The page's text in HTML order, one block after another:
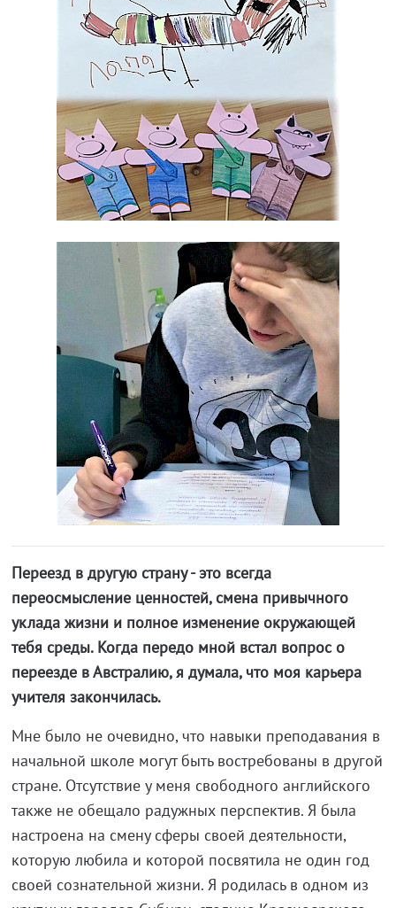
Переезд в другую страну - это всегда
переосмысление ценностей, смена привычного
уклада жизни и полное изменение окружающей
тебя среды. Когда передо мной встал вопрос о
переезде в Австралию, я думала, что моя карьера
учителя закончилась.
Мне было не очевидно, что навыки преподавания в
начальной школе могут быть востребованы в другой
стране. Отсутствие у меня свободного английского
также не обещало радужных перспектив. Я была
настроена на смену сферы своей деятельности,
которую любила и которой посвятила не один год
своей сознательной жизни. Я родилась в одном из